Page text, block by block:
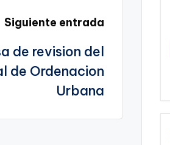
Siguiente entrada
de revision del
de Ordenacion
Urbana